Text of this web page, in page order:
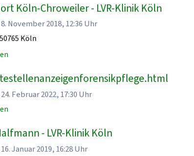
Köln-Chroweiler - LVR-Klinik Köln
November 2018, 12:36 Uhr
Köln
Februar 2022, 17:30 Uhr
- LVR-Klinik Köln
Januar 2019, 16:28 Uhr